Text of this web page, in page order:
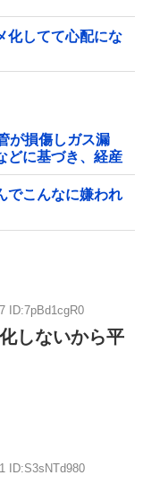
化してて心配にな
が損傷しガス漏
どに基づき、経産
でこんなに嫌われ
ID:7pBd1cgR0
しないから平
ID:S3sNTd980